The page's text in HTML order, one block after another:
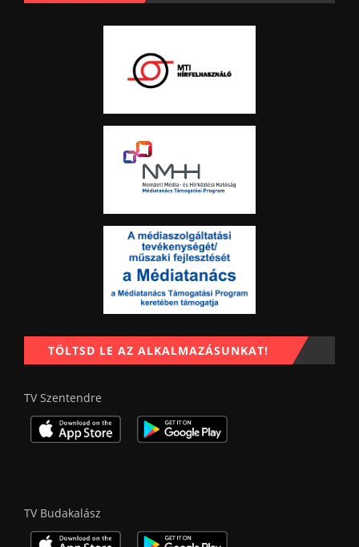
TÖLTSD LE AZ ALKALMAZÁSUNKAT!
TV Szentendre
TV Budakalász